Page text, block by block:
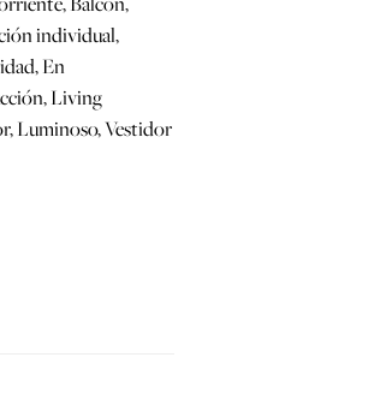
individual,
En
Living
Luminoso, Vestidor